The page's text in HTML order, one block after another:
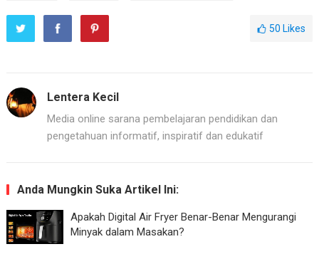
50Likes
Lentera Kecil
Media online sarana pembelajaran pendidikan dan
pengetahuan informatif, inspiratif dan edukatif
Anda Mungkin Suka Artikel Ini:
Apakah Digital Air Fryer Benar-Benar Mengurangi
Minyak dalam Masakan?